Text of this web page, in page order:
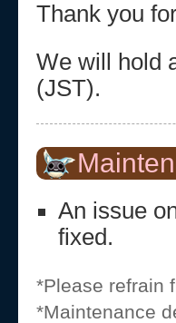
Thank you
We will hold
(JST).
An issue
fixed.
*Please refrain
*Maintenance